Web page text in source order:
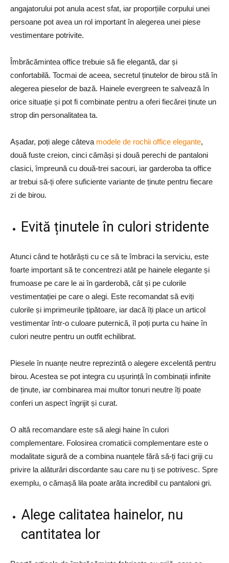
angajatorului pot anula acest sfat, iar proporțiile corpului unei
persoane pot avea un rol important în alegerea unei piese
vestimentare potrivite.
Îmbrăcămintea office trebuie să fie elegantă, dar și
confortabilă. Tocmai de aceea, secretul ținutelor de birou stă în
alegerea pieselor de bază. Hainele evergreen te salvează în
orice situație și pot fi combinate pentru a oferi fiecărei ținute un
strop din personalitatea ta.
Așadar, poți alege câteva modele de rochii office elegante,
două fuste creion, cinci cămăși și două perechi de pantaloni
clasici, împreună cu două-trei sacouri, iar garderoba ta office
ar trebui să-ți ofere suficiente variante de ținute pentru fiecare
zi de birou.
Evită ținutele în culori stridente
Atunci când te hotărăști cu ce să te îmbraci la serviciu, este
foarte important să te concentrezi atât pe hainele elegante și
frumoase pe care le ai în garderobă, cât și pe culorile
vestimentației pe care o alegi. Este recomandat să eviți
culorile și imprimeurile țipătoare, iar dacă îți place un articol
vestimentar într-o culoare puternică, îl poți purta cu haine în
culori neutre pentru un outfit echilibrat.
Piesele în nuanțe neutre reprezintă o alegere excelentă pentru
birou. Acestea se pot integra cu ușurință în combinații infinite
de ținute, iar combinarea mai multor tonuri neutre îți poate
conferi un aspect îngrijit și curat.
O altă recomandare este să alegi haine în culori
complementare. Folosirea cromaticii complementare este o
modalitate sigură de a combina nuanțele fără să-ți faci griji cu
privire la alăturări discordante sau care nu ți se potrivesc. Spre
exemplu, o cămașă lila poate arăta incredibil cu pantaloni gri.
Alege calitatea hainelor, nu
cantitatea lor